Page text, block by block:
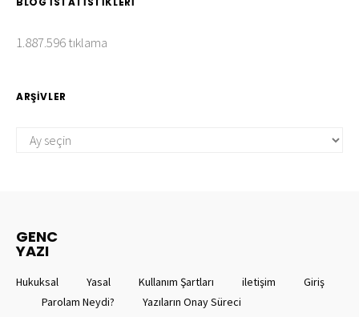
1.887.596 tıklama
ARŞIVLER
GENC
YAZI
Hukuksal Yasal Kullanım Şartları iletişim
Giriş
Parolam Neydi?
Yazıların Onay Süreci